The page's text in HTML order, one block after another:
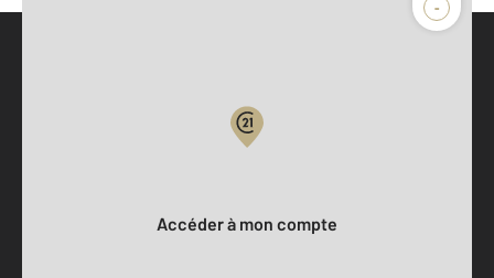
-
Accéder à mon compte